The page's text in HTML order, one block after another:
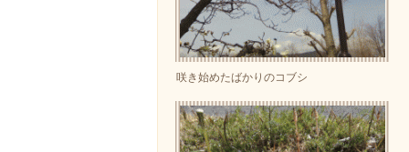
咲き始めたばかりのコブシ